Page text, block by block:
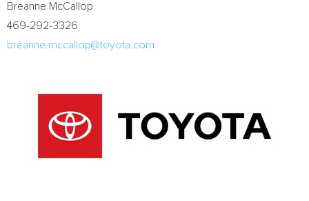
Breanne McCallop
469-292-3326
breanne.mccallop@toyota.com